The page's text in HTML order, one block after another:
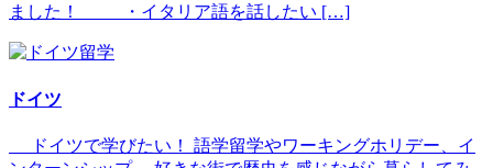
ました！ ・イタリア語を話したい […]
ドイツ
ドイツで学びたい！ 語学留学やワーキングホリデー、イ